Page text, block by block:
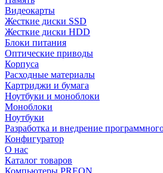
Видеокарты
Жесткие диски SSD
Жесткие диски HDD
Блоки питания
Оптические приводы
Корпуса
Расходные материалы
Картриджи и бумага
Ноутбуки и моноблоки
Моноблоки
Ноутбуки
Разработка и внедрение
Конфигуратор
О нас
Каталог товаров
Компьютеры PREON